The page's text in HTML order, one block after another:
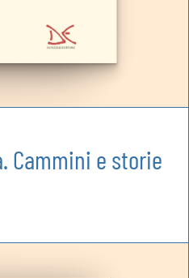
Cammini e storie